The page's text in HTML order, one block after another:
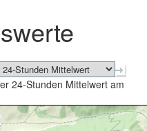
schließen
24-Stunden Mittelwert am